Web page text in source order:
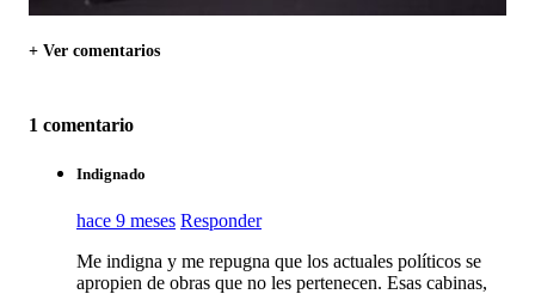
+ Ver comentarios
1 comentario
Indignado
hace 9 meses Responder
Me indigna y me repugna que los actuales políticos se
apropien de obras que no les pertenecen. Esas cabinas,